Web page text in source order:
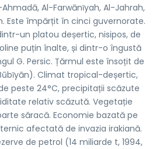
Ahmadā, Al-Farwānῑyah, Al-Jahrah,
Este împărțit în cinci guvernorate.
un platou deșertic, nisipos, de
puțin înalte, și dintr-o îngustă
G. Persic. Țărmul este însoțit de
Climat tropical-deșertic,
peste 24°C, precipitații scăzute
relativ scăzută. Vegetație
săracă. Economie bazată pe
afectată de invazia irakiană.
de petrol (14 miliarde t, 1994,